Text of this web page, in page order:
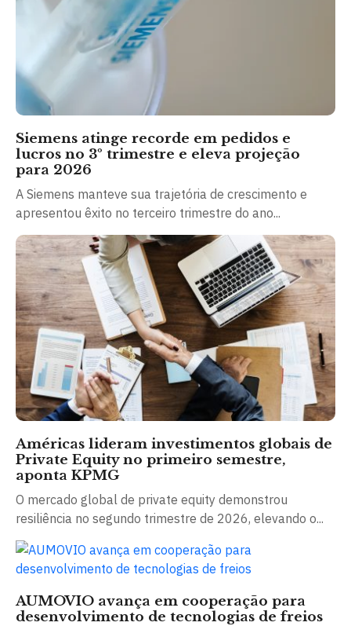
Siemens atinge recorde em pedidos e
lucros no 3º trimestre e eleva projeção
para 2026
A Siemens manteve sua trajetória de crescimento e
apresentou êxito no terceiro trimestre do ano...
Américas lideram investimentos globais de
Private Equity no primeiro semestre,
aponta KPMG
O mercado global de private equity demonstrou
resiliência no segundo trimestre de 2026, elevando o...
AUMOVIO avança em cooperação para
desenvolvimento de tecnologias de freios